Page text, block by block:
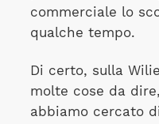
commerciale lo
qualche tempo.
Di certo, sulla
molte cose da
abbiamo cercato